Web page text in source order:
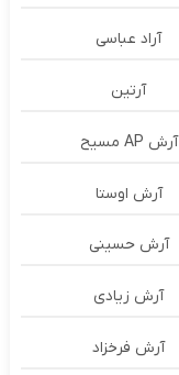
آراد عباسی
آرتین
آرش AP مسیح
آرش اوستا
آرش حسینی
آرش زیادی
آرش فرخزاد